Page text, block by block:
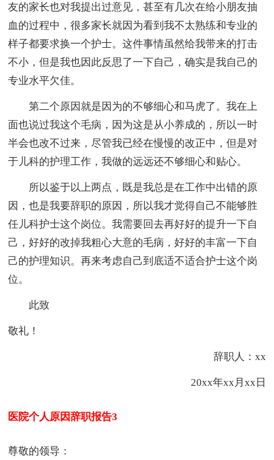
友的家长也对我提出过意见，甚至有几次在给小朋友抽
血的过程中，很多家长就因为看到我不太熟练和专业的
样子都要求换一个护士。这件事情虽然给我带来的打击
不小，但是我也因此反思了一下自己，确实是我自己的
专业水平欠佳。
第二个原因就是因为的不够细心和马虎了。我在上
面也说过我这个毛病，因为这是从小养成的，所以一时
半会也改不过来，尽管我已经在慢慢的改正中，但是对
于儿科的护理工作，我做的远远还不够细心和贴心。
所以鉴于以上两点，既是我总是在工作中出错的原
因，也是我要辞职的原因，所以我才觉得自己不能够胜
任儿科护士这个岗位。我需要回去再好好的提升一下自
己，好好的改掉我粗心大意的毛病，好好的丰富一下自
己的护理知识。再来考虑自己到底适不适合护士这个岗
位。
此致
敬礼！
辞职人：xx
20xx年xx月xx日
医院个人原因辞职报告3
尊敬的领导：